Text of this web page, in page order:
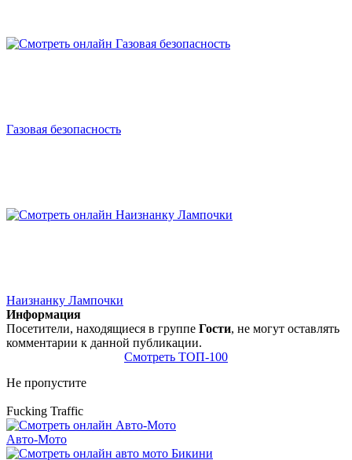
Газовая безопасность
Наизнанку Лампочки
Информация
Посетители, находящиеся в группе Гости, не могут оставлять
комментарии к данной публикации.
Смотреть ТОП-100
Не пропустите
Fucking Traffic
Авто-Мото